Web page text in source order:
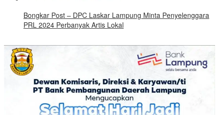
Bongkar Post – DPC Laskar Lampung Minta Penyelenggara
PRL 2024 Perbanyak Artis Lokal